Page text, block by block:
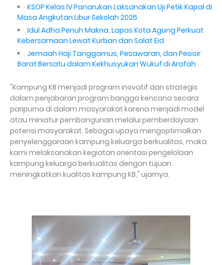
KSOP Kelas IV Panarukan Laksanakan Uji Petik Kapal di
Masa Angkutan Libur Sekolah 2026
Idul Adha Penuh Makna, Lapas Kota Agung Perkuat
Kebersamaan Lewat Kurban dan Salat Eid
Jemaah Haji Tanggamus, Pesawaran, dan Pesisir
Barat Bersatu dalam Kekhusyukan Wukuf di Arafah
"Kampung KB menjadi program inovatif dan strategis
dalam penjabaran program bangga kencana secara
paripurna di dalam masyarakat karena menjadi model
atau miniatur pembangunan melalui pemberdayaan
potensi masyarakat. Sebagai upaya mengoptimalkan
penyelenggaraan kampung keluarga berkualitas, maka
kami melaksanakan kegiatan orientasi pengelolaan
kampung keluarga berkualitas dengan tujuan
meningkatkan kualitas kampung KB," ujarnya.